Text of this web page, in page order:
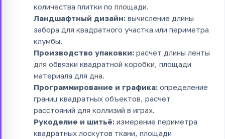
количества плитки по площади.
Ландшафтный дизайн: вычисление длины
забора для квадратного участка или периметра
клумбы.
Производство упаковки: расчёт длины ленты
для обвязки квадратной коробки, площади
материала для дна.
Программирование и графика: определение
границ квадратных объектов, расчёт
расстояний для коллизий в играх.
Рукоделие и шитьё: измерение периметра
квадратных лоскутов ткани, площади